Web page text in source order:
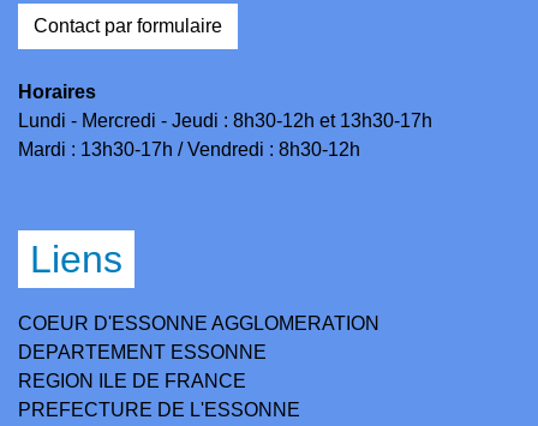
Contact par formulaire
Horaires
Lundi - Mercredi - Jeudi : 8h30-12h et 13h30-17h
Mardi : 13h30-17h / Vendredi : 8h30-12h
Liens
COEUR D'ESSONNE AGGLOMERATION
DEPARTEMENT ESSONNE
REGION ILE DE FRANCE
PREFECTURE DE L'ESSONNE